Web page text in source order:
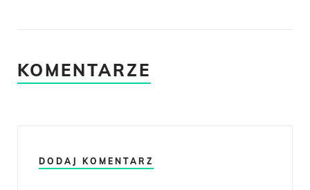
KOMENTARZE
DODAJ KOMENTARZ